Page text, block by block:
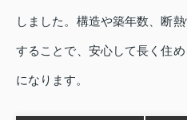
しました。構造や築年数、断
することで、安心して長く住
になります。